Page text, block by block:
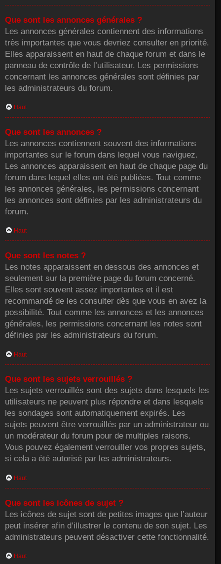
Que sont les annonces générales ?
Les annonces générales contiennent des informations
très importantes que vous devriez consulter en priorité.
Elles apparaissent en haut de chaque forum et dans le
panneau de contrôle de l’utilisateur. Les permissions
concernant les annonces générales sont définies par
les administrateurs du forum.
Haut
Que sont les annonces ?
Les annonces contiennent souvent des informations
importantes sur le forum dans lequel vous naviguez.
Les annonces apparaissent en haut de chaque page du
forum dans lequel elles ont été publiées. Tout comme
les annonces générales, les permissions concernant
les annonces sont définies par les administrateurs du
forum.
Haut
Que sont les notes ?
Les notes apparaissent en dessous des annonces et
seulement sur la première page du forum concerné.
Elles sont souvent assez importantes et il est
recommandé de les consulter dès que vous en avez la
possibilité. Tout comme les annonces et les annonces
générales, les permissions concernant les notes sont
définies par les administrateurs du forum.
Haut
Que sont les sujets verrouillés ?
Les sujets verrouillés sont des sujets dans lesquels les
utilisateurs ne peuvent plus répondre et dans lesquels
les sondages sont automatiquement expirés. Les
sujets peuvent être verrouillés par un administrateur ou
un modérateur du forum pour de multiples raisons.
Vous pouvez également verrouiller vos propres sujets,
si cela a été autorisé par les administrateurs.
Haut
Que sont les icônes de sujet ?
Les icônes de sujet sont de petites images que l’auteur
peut insérer afin d’illustrer le contenu de son sujet. Les
administrateurs peuvent désactiver cette fonctionnalité.
Haut